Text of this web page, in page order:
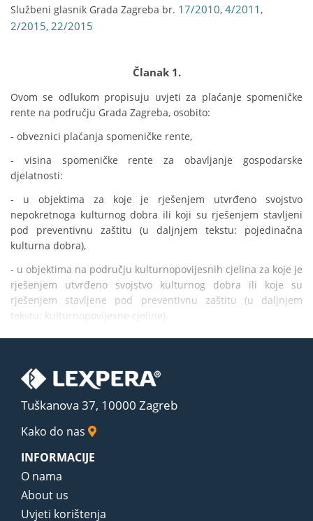
Službeni glasnik Grada Zagreba br. 17/2010, 4/2011,
2/2015, 22/2015
Članak 1.
Ovom se odlukom propisuju uvjeti za plaćanje spomeničke
rente na području Grada Zagreba, osobito:
- obveznici plaćanja spomeničke rente,
- visina spomeničke rente za obavljanje gospodarske
djelatnosti:
- u objektima za koje je rješenjem utvrđeno svojstvo
nepokretnoga kulturnog dobra ili koji su rješenjem stavljeni
pod preventivnu zaštitu (u daljnjem tekstu: pojedinačna
kulturna dobra),
- u objektima na području kulturnopovijesnih cjelina za koje je
rješenjem utvrđeno svojstvo kulturnog dobra ili koje su
rješenjem stavljene pod preventivnu zaštitu (u daljnjem
tekstu: kulturnopovijesne cjeline),
Tuškanova 37, 10000 Zagreb
Kako do nas
INFORMACIJE
O nama
About us
Uvjeti korištenja